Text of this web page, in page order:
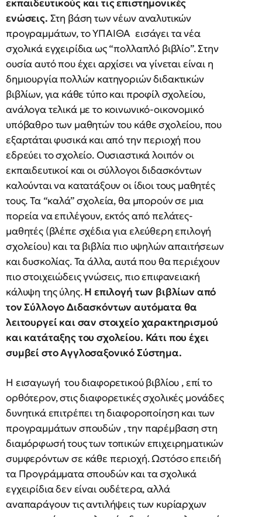
εκπαιδευτικούς και τις επιστημονικές
ενώσεις. Στη βάση των νέων αναλυτικών
προγραμμάτων, το ΥΠΑΙΘΑ εισάγει τα νέα
σχολικά εγχειρίδια ως “πολλαπλό βιβλίο”. Στην
ουσία αυτό που έχει αρχίσει να γίνεται είναι η
δημιουργία πολλών κατηγοριών διδακτικών
βιβλίων, για κάθε τύπο και προφίλ σχολείου,
ανάλογα τελικά με το κοινωνικό-οικονομικό
υπόβαθρο των μαθητών του κάθε σχολείου, που
εξαρτάται φυσικά και από την περιοχή που
εδρεύει το σχολείο. Ουσιαστικά λοιπόν οι
εκπαιδευτικοί και οι σύλλογοι διδασκόντων
καλούνται να κατατάξουν οι ίδιοι τους μαθητές
τους. Τα “καλά” σχολεία, θα μπορούν σε μια
πορεία να επιλέγουν, εκτός από πελάτες-
μαθητές (βλέπε σχέδια για ελεύθερη επιλογή
σχολείου) και τα βιβλία πιο υψηλών απαιτήσεων
και δυσκολίας. Τα άλλα, αυτά που θα περιέχουν
πιο στοιχειώδεις γνώσεις, πιο επιφανειακή
κάλυψη της ύλης.Η επιλογή των βιβλίων από
τον Σύλλογο Διδασκόντων αυτόματα θα
λειτουργεί και σαν στοιχείο χαρακτηρισμού
και κατάταξης του σχολείου. Κάτι που έχει
συμβεί στο Αγγλοσαξονικό Σύστημα.
Η εισαγωγή του διαφορετικού βιβλίου , επί το
ορθότερον, στις διαφορετικές σχολικές μονάδες
δυνητικά επιτρέπει τη διαφοροποίηση και των
προγραμμάτων σπουδών , την παρέμβαση στη
διαμόρφωσή τους των τοπικών επιχειρηματικών
συμφερόντων σε κάθε περιοχή. Ωστόσο επειδή
τα Προγράμματα σπουδών και τα σχολικά
εγχειρίδια δεν είναι ουδέτερα, αλλά
αναπαράγουν τις αντιλήψεις των κυρίαρχων